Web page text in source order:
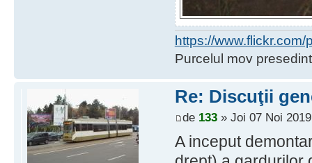
https://
Purcelul mov
Re: Discuţii
de 133» Joi 07 Noi
A inceput